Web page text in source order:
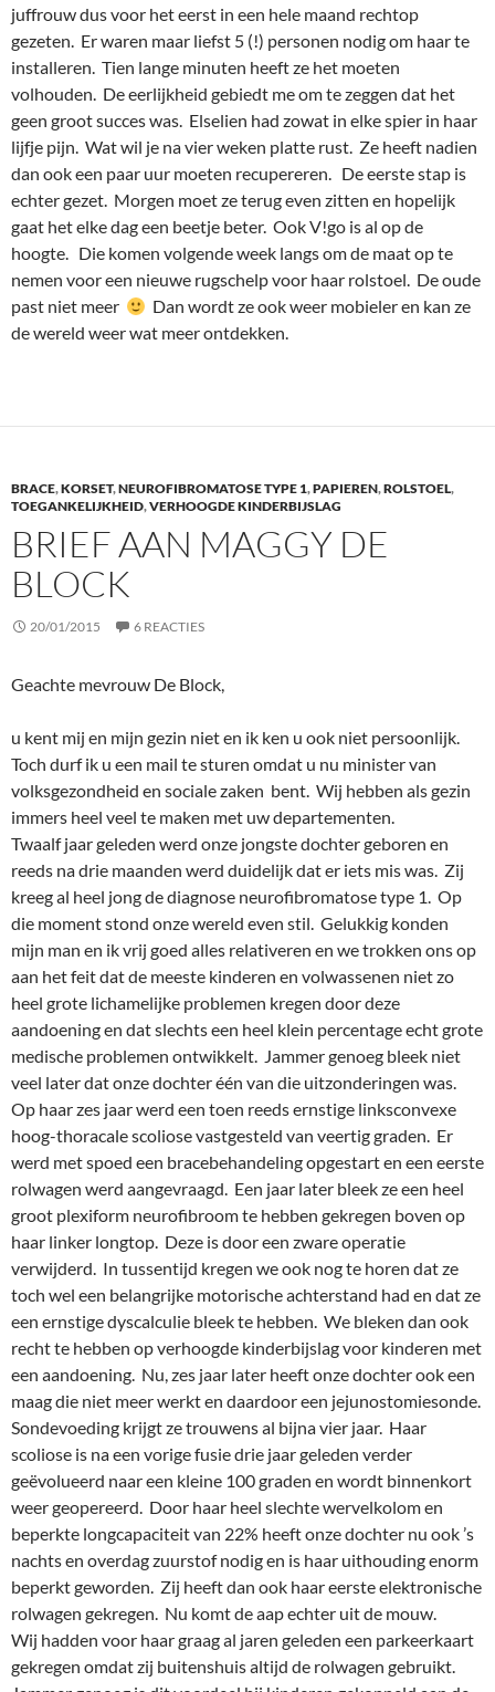
juffrouw dus voor het eerst in een hele maand rechtop
gezeten. Er waren maar liefst 5 (!) personen nodig om haar te
installeren. Tien lange minuten heeft ze het moeten
volhouden. De eerlijkheid gebiedt me om te zeggen dat het
geen groot succes was. Elselien had zowat in elke spier in haar
lijfje pijn. Wat wil je na vier weken platte rust. Ze heeft nadien
dan ook een paar uur moeten recupereren. De eerste stap is
echter gezet. Morgen moet ze terug even zitten en hopelijk
gaat het elke dag een beetje beter. Ook V!go is al op de
hoogte. Die komen volgende week langs om de maat op te
nemen voor een nieuwe rugschelp voor haar rolstoel. De oude
past niet meer
Dan wordt ze ook weer mobieler en kan ze
de wereld weer wat meer ontdekken.
BRACE,KORSET,NEUROFIBROMATOSE TYPE 1,PAPIEREN,ROLSTOEL,
TOEGANKELIJKHEID,VERHOOGDE KINDERBIJSLAG
BRIEF AAN MAGGY DE
BLOCK
20/01/2015 6 REACTIES
Geachte mevrouw De Block,
u kent mij en mijn gezin niet en ik ken u ook niet persoonlijk.
Toch durf ik u een mail te sturen omdat u nu minister van
volksgezondheid en sociale zaken bent. Wij hebben als gezin
immers heel veel te maken met uw departementen.
Twaalf jaar geleden werd onze jongste dochter geboren en
reeds na drie maanden werd duidelijk dat er iets mis was. Zij
kreeg al heel jong de diagnose neurofibromatose type 1. Op
die moment stond onze wereld even stil. Gelukkig konden
mijn man en ik vrij goed alles relativeren en we trokken ons op
aan het feit dat de meeste kinderen en volwassenen niet zo
heel grote lichamelijke problemen kregen door deze
aandoening en dat slechts een heel klein percentage echt grote
medische problemen ontwikkelt. Jammer genoeg bleek niet
veel later dat onze dochter één van die uitzonderingen was.
Op haar zes jaar werd een toen reeds ernstige linksconvexe
hoog-thoracale scoliose vastgesteld van veertig graden. Er
werd met spoed een bracebehandeling opgestart en een eerste
rolwagen werd aangevraagd. Een jaar later bleek ze een heel
groot plexiform neurofibroom te hebben gekregen boven op
haar linker longtop. Deze is door een zware operatie
verwijderd. In tussentijd kregen we ook nog te horen dat ze
toch wel een belangrijke motorische achterstand had en dat ze
een ernstige dyscalculie bleek te hebben. We bleken dan ook
recht te hebben op verhoogde kinderbijslag voor kinderen met
een aandoening. Nu, zes jaar later heeft onze dochter ook een
maag die niet meer werkt en daardoor een jejunostomiesonde.
Sondevoeding krijgt ze trouwens al bijna vier jaar. Haar
scoliose is na een vorige fusie drie jaar geleden verder
geëvolueerd naar een kleine 100 graden en wordt binnenkort
weer geopereerd. Door haar heel slechte wervelkolom en
beperkte longcapaciteit van 22% heeft onze dochter nu ook ’s
nachts en overdag zuurstof nodig en is haar uithouding enorm
beperkt geworden. Zij heeft dan ook haar eerste elektronische
rolwagen gekregen. Nu komt de aap echter uit de mouw.
Wij hadden voor haar graag al jaren geleden een parkeerkaart
gekregen omdat zij buitenshuis altijd de rolwagen gebruikt.